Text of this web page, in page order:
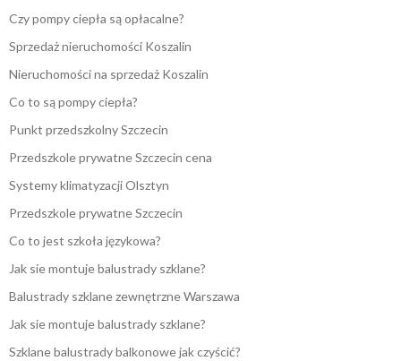
Czy pompy ciepła są opłacalne?
Sprzedaż nieruchomości Koszalin
Nieruchomości na sprzedaż Koszalin
Co to są pompy ciepła?
Punkt przedszkolny Szczecin
Przedszkole prywatne Szczecin cena
Systemy klimatyzacji Olsztyn
Przedszkole prywatne Szczecin
Co to jest szkoła językowa?
Jak sie montuje balustrady szklane?
Balustrady szklane zewnętrzne Warszawa
Jak sie montuje balustrady szklane?
Szklane balustrady balkonowe jak czyścić?